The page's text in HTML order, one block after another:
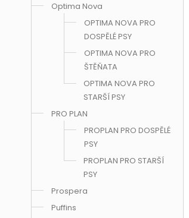
Optima Nova
OPTIMA NOVA PRO
DOSPĚLÉ PSY
OPTIMA NOVA PRO
ŠTĚŇATA
OPTIMA NOVA PRO
STARŠÍ PSY
PRO PLAN
PROPLAN PRO DOSPĚLÉ
PSY
PROPLAN PRO STARŠÍ
PSY
Prospera
Puffins